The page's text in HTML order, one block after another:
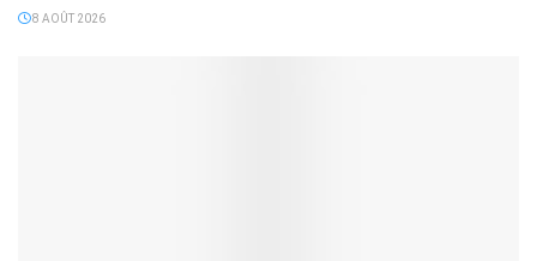
8 AOÛT 2026